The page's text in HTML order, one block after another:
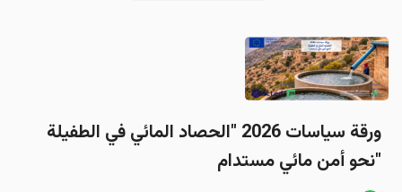
ورقة سياسات 2026 "الحصاد المائي في الطفيلة
"نحو أمن مائي مستدام